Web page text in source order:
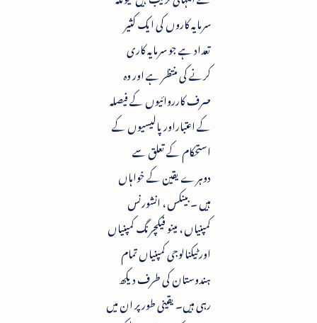
سرمایہ کاروں کی ایک کثیر
تعداد ہے جو سرمایہ کاری
کرنے کی منتظر ہے اور وہ
صرف کارروائیوں کے فیصلہ
کے اعتباراور پالیسیوں کے
استحکام کے تعلق سے
دوہرے یقین کے خواہاں
ہیں ۔ بینکس ، انشورنس
کمپنیاں ، مینو فیکچرنگ کمپنیاں
اور ٹیکنالوجی کمپنیاں تمام
ہندوستان کی طرف دیکھ
رہی ہیں۔ یقینی طور پر ان میں